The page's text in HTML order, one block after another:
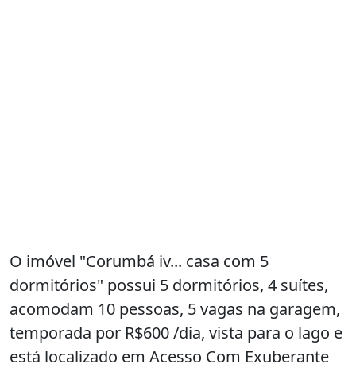
O imóvel "Corumbá iv... casa com 5
dormitórios" possui 5 dormitórios, 4 suítes,
acomodam 10 pessoas, 5 vagas na garagem,
temporada por R$600 /dia, vista para o lago e
está localizado em Acesso Com Exuberante